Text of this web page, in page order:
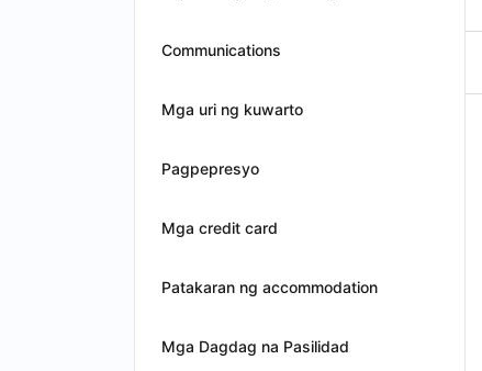
Communications
Mga uri ng kuwarto
Pagpepresyo
Mga credit card
Patakaran ng accommodation
Mga Dagdag na Pasilidad